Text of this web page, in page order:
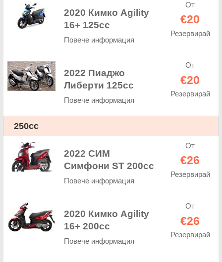
2020 Кимко Agility
16+ 125cc
Повече информация
От
€20
Резервирай
2022 Пиаджо
Либерти 125cc
Повече информация
От
€20
Резервирай
250cc
2022 СИМ
Симфони ST 200cc
Повече информация
От
€26
Резервирай
2020 Кимко Agility
16+ 200cc
Повече информация
От
€26
Резервирай